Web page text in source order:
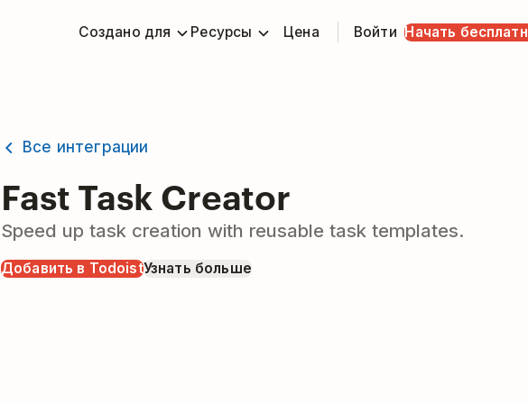
Создано для Ресурсы Цена Войти Начать
Все интеграции
Fast Task Creator
Speed up task creation with reusable task templates.
Добавить в TodoistУзнать больше